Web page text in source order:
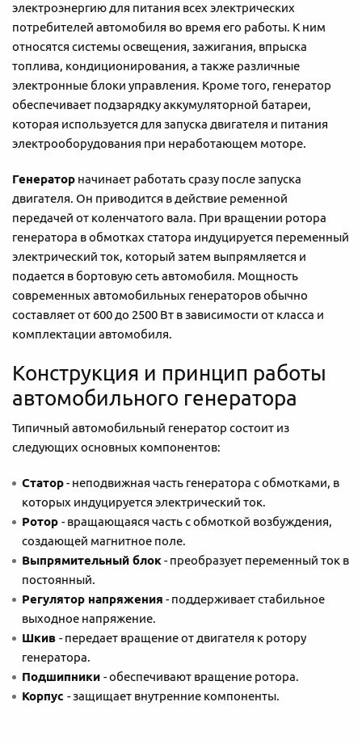
электроэнергию для питания всех электрических
потребителей автомобиля во время его работы. К ним
относятся системы освещения, зажигания, впрыска
топлива, кондиционирования, а также различные
электронные блоки управления. Кроме того, генератор
обеспечивает подзарядку аккумуляторной батареи,
которая используется для запуска двигателя и питания
электрооборудования при неработающем моторе.
Генератор начинает работать сразу после запуска
двигателя. Он приводится в действие ременной
передачей от коленчатого вала. При вращении ротора
генератора в обмотках статора индуцируется переменный
электрический ток, который затем выпрямляется и
подается в бортовую сеть автомобиля. Мощность
современных автомобильных генераторов обычно
составляет от 600 до 2500 Вт в зависимости от класса и
комплектации автомобиля.
Конструкция и принцип работы
автомобильного генератора
Типичный автомобильный генератор состоит из
следующих основных компонентов:
Статор- неподвижная часть генератора с обмотками, в
которых индуцируется электрический ток.
Ротор - вращающаяся часть с обмоткой возбуждения,
создающей магнитное поле.
Выпрямительный блок- преобразует переменный ток в
постоянный.
Регулятор напряжения - поддерживает стабильное
выходное напряжение.
Шкив - передает вращение от двигателя к ротору
генератора.
Подшипники - обеспечивают вращение ротора.
Корпус - защищает внутренние компоненты.